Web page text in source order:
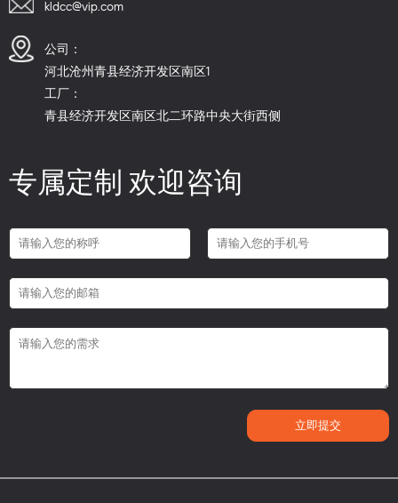
kldcc@vip.com
公司：
河北沧州青县经济开发区南区1
工厂：
青县经济开发区南区北二环路中央大街西侧
专属定制 欢迎咨询